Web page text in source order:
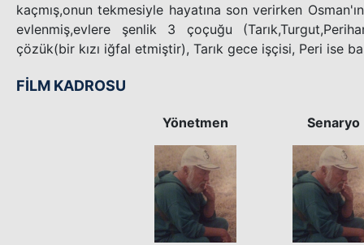
kaçmış,onun tekmesiyle hayatına son verirken
evlenmiş,evlere şenlik 3 çoçuğu
çözük(bir kızı iğfal etmiştir), Tarık gece işçisi, Peri ise
FİLM KADROSU
Yönetmen Senaryo